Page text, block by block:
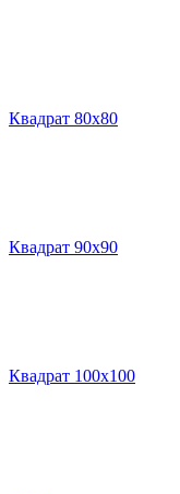
Квадрат 80х80
Квадрат 90х90
Квадрат 100х100